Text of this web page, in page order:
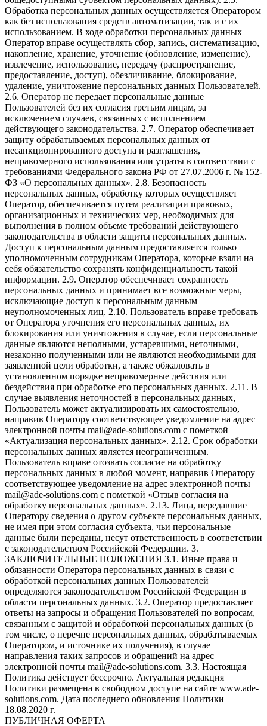
Обработка персональных данных осуществляется Оператором
как без использования средств автоматизации, так и с их
использованием. В ходе обработки персональных данных
Оператор вправе осуществлять сбор, запись, систематизацию,
накопление, хранение, уточнение (обновление, изменение),
извлечение, использование, передачу (распространение,
предоставление, доступ), обезличивание, блокирование,
удаление, уничтожение персональных данных Пользователей.
2.6. Оператор не передает персональные данные
Пользователей без их согласия третьим лицам, за
исключением случаев, связанных с исполнением
действующего законодательства. 2.7. Оператор обеспечивает
защиту обрабатываемых персональных данных от
несанкционированного доступа и разглашения,
неправомерного использования или утраты в соответствии с
требованиями Федерального закона РФ от 27.07.2006 г. № 152-
ФЗ «О персональных данных». 2.8. Безопасность
персональных данных, обработку которых осуществляет
Оператор, обеспечивается путем реализации правовых,
организационных и технических мер, необходимых для
выполнения в полном объеме требований действующего
законодательства в области защиты персональных данных.
Доступ к персональным данным предоставляется только
уполномоченным сотрудникам Оператора, которые взяли на
себя обязательство сохранять конфиденциальность такой
информации. 2.9. Оператор обеспечивает сохранность
персональных данных и принимает все возможные меры,
исключающие доступ к персональным данным
неуполномоченных лиц. 2.10. Пользователь вправе требовать
от Оператора уточнения его персональных данных, их
блокирования или уничтожения в случае, если персональные
данные являются неполными, устаревшими, неточными,
незаконно полученными или не являются необходимыми для
заявленной цели обработки, а также обжаловать в
установленном порядке неправомерные действия или
бездействия при обработке его персональных данных. 2.11. В
случае выявления неточностей в персональных данных,
Пользователь может актуализировать их самостоятельно,
направив Оператору соответствующее уведомление на адрес
электронной почты mail@ade-solutions.com с пометкой
«Актуализация персональных данных». 2.12. Срок обработки
персональных данных является неограниченным.
Пользователь вправе отозвать согласие на обработку
персональных данных в любой момент, направив Оператору
соответствующее уведомление на адрес электронной почты
mail@ade-solutions.com с пометкой «Отзыв согласия на
обработку персональных данных». 2.13. Лица, передавшие
Оператору сведения о другом субъекте персональных данных,
не имея при этом согласия субъекта, чьи персональные
данные были переданы, несут ответственность в соответствии
с законодательством Российской Федерации. 3.
ЗАКЛЮЧИТЕЛЬНЫЕ ПОЛОЖЕНИЯ 3.1. Иные права и
обязанности Оператора персональных данных в связи с
обработкой персональных данных Пользователей
определяются законодательством Российской Федерации в
области персональных данных. 3.2. Оператор предоставляет
ответы на запросы и обращения Пользователей по вопросам,
связанным с защитой и обработкой персональных данных (в
том числе, о перечне персональных данных, обрабатываемых
Оператором, и источнике их получения), в случае
направления таких запросов и обращений на адрес
электронной почты mail@ade-solutions.com. 3.3. Настоящая
Политика действует бессрочно. Актуальная редакция
Политики размещена в свободном доступе на сайте www.ade-
solutions.com. Дата последнего обновления Политики
18.08.2020 г.
ПУБЛИЧНАЯ ОФЕРТА